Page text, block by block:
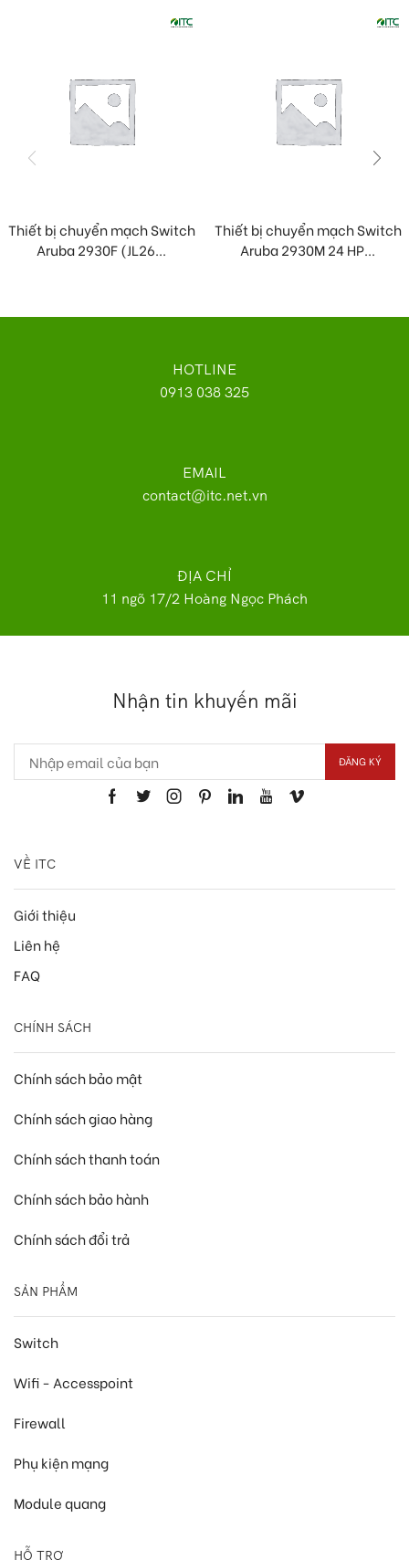
Thiết bị chuyển mạch Switch
Aruba 2930F (JL26...
Thiết bị chuyển mạch Switch
Aruba 2930M 24 HP...
HOTLINE
0913 038 325
EMAIL
contact@itc.net.vn
ĐỊA CHỈ
11 ngõ 17/2 Hoàng Ngọc Phách
Nhận tin khuyến mãi
VỀ ITC
Giới thiệu
Liên hệ
FAQ
CHÍNH SÁCH
Chính sách bảo mật
Chính sách giao hàng
Chính sách thanh toán
Chính sách bảo hành
Chính sách đổi trả
SẢN PHẨM
Switch
Wifi - Accesspoint
Firewall
Phụ kiện mạng
Module quang
HỖ TRỢ